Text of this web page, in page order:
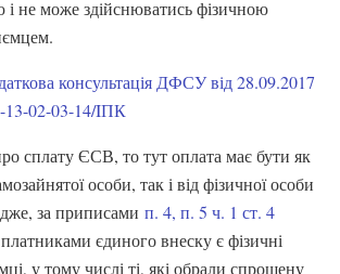
не може здійснюватись фізичною
консультація ДФСУ від 28.09.2017
02-03-14/IПК
сплату ЄСВ, то тут оплата має бути як
особи, так і від фізичної особи
за приписами п. 4, п. 5 ч. 1 ст. 4
єдиного внеску є фізичні
у тому числі ті, які обрали спрощену